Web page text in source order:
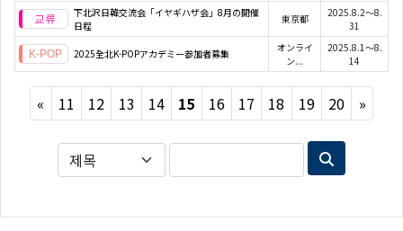
下北沢日韓交流会「イヤギハザ会」8月の開催
日程
東京都
2025.8.2～8.
31
2025全北K-POPアカデミー参加者募集
オンライ
ン...
2025.8.1～8.
14
« Previous
11 12 13 14 15 16 17 18 19 20 »Next